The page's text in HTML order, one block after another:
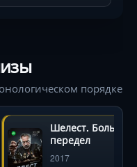
порядке
Шелест. Большой
передел
2017